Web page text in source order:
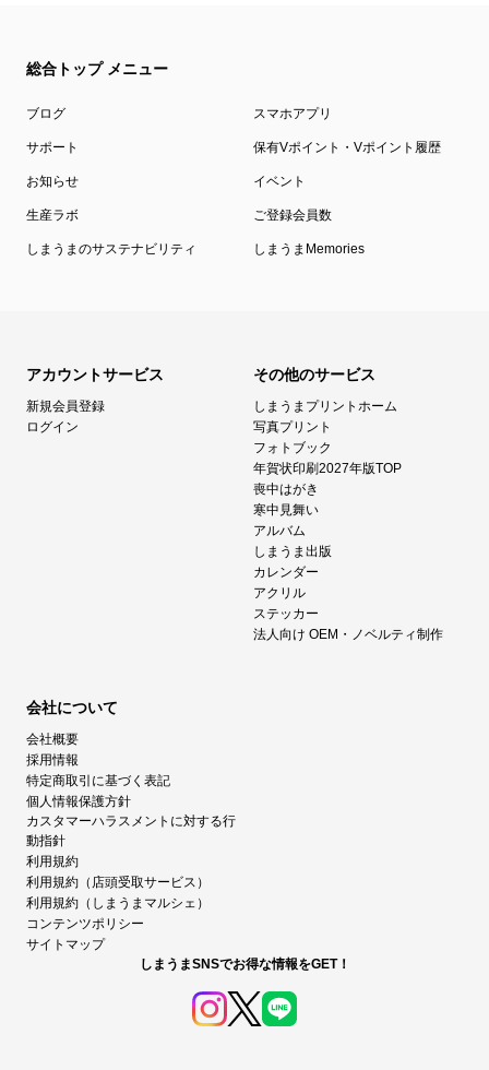
総合トップ メニュー
ブログ スマホアプリ
サポート 保有Vポイント・Vポイント履歴
お知らせ イベント
生産ラボ ご登録会員数
しまうまのサステナビリティ しまうまMemories
アカウントサービス
新規会員登録
ログイン
その他のサービス
しまうまプリントホーム
写真プリント
フォトブック
年賀状印刷2027年版TOP
喪中はがき
寒中見舞い
アルバム
しまうま出版
カレンダー
アクリル
ステッカー
法人向け OEM・ノベルティ制作
会社について
会社概要
採用情報
特定商取引に基づく表記
個人情報保護方針
カスタマーハラスメントに対する行
動指針
利用規約
利用規約（店頭受取サービス）
利用規約（しまうまマルシェ）
コンテンツポリシー
サイトマップ
しまうまSNSでお得な情報をGET！